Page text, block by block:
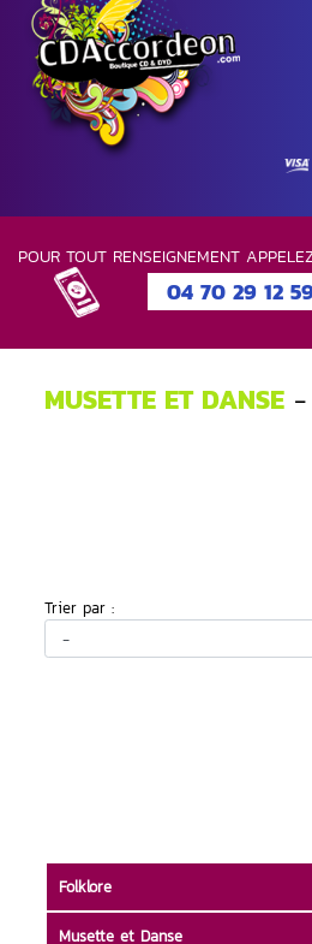
POUR TOUT RENSEIGNEMENT
04 70 29 12
MUSETTE ET DANSE -
Trier par :
Folklore
Musette et Danse